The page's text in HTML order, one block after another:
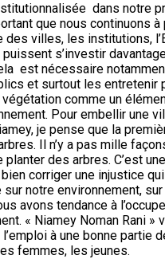
dans notre
que nous continuons
des villes, les institutions,
s’investir
est nécessaire
et surtout les entretenir
comme un
Pour embellir une
je pense que la
Il n’y a pas mille
des arbres. C’est
corriger une injustice qui
notre environnement,
avons tendance à
« Niamey Noman Rani
à une bonne partie
femmes, les jeunes.